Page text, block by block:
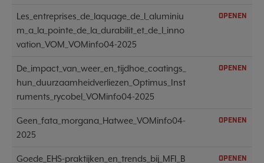
Les_entreprises_de_laquage_de_l_aluminiu
m_a_la_pointe_de_la_durabilit_et_de_l_inno
vation_VOM_VOMinfo04-2025
OPENEN
De_impact_van_weer_en_tijdhoe_coatings_
hun_duurzaamheidverliezen_Optimus_Inst
ruments_rycobel_VOMinfo04-2025
OPENEN
Geen_fata_morgana_Hatwee_VOMinfo04-
2025
OPENEN
Goede_EHS-praktijken_en_trends_bij_MFI_B
OPENEN